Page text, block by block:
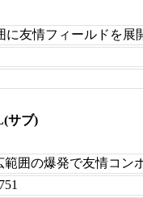
に友情フィールドを展
サブ)
範囲の爆発で友情コン